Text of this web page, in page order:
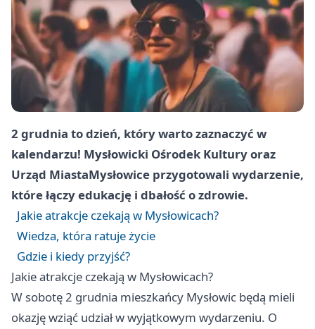
2 grudnia to dzień, który warto zaznaczyć w
kalendarzu! Mysłowicki Ośrodek Kultury oraz
Urząd MiastaMysłowice przygotowali wydarzenie,
które łączy edukację i dbałość o zdrowie.
Jakie atrakcje czekają w Mysłowicach?
Wiedza, która ratuje życie
Gdzie i kiedy przyjść?
Jakie atrakcje czekają w Mysłowicach?
W sobotę 2 grudnia mieszkańcy Mysłowic będą mieli
okazję wziąć udział w wyjątkowym wydarzeniu. O